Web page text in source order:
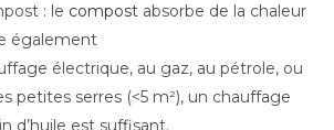
: le compost absorbe de la chaleur
également
électrique, au gaz, au pétrole, ou
petites serres (<5 m²), un chauffage
d’huile est suffisant.